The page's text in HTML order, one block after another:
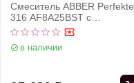
Смеситель ABBER Perfekte
316 AF8A25BST с
гигиеническим душем,
брашированная сталь
в наличии